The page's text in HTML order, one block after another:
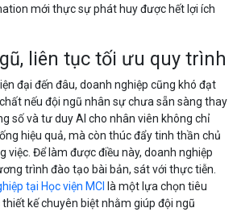
mới thực sự phát huy được hết lợi ích
liên tục tối ưu quy trình
đại đến đâu, doanh nghiệp cũng khó đạt
nếu đội ngũ nhân sự chưa sẵn sàng thay
số và tư duy AI cho nhân viên không chỉ
hiệu quả, mà còn thúc đẩy tinh thần chủ
việc. Để làm được điều này, doanh nghiệp
trình đào tạo bài bản, sát với thực tiễn.
tại Học viện MCI là một lựa chọn tiêu
kế chuyên biệt nhằm giúp đội ngũ